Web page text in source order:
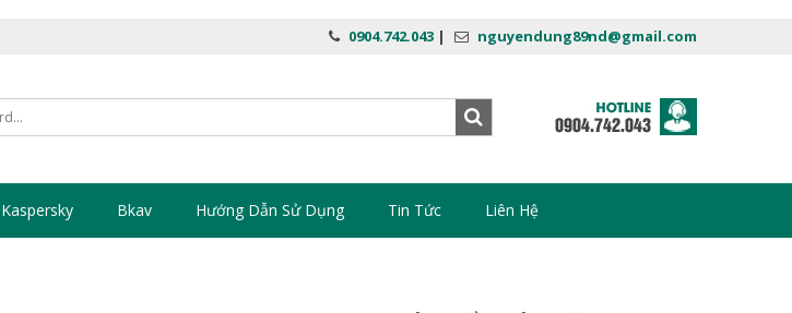
0904.742.043 | nguyendung89nd@gmail.com
Kaspersky Bkav Hướng Dẫn Sử Dụng Tin Tức Liên Hệ